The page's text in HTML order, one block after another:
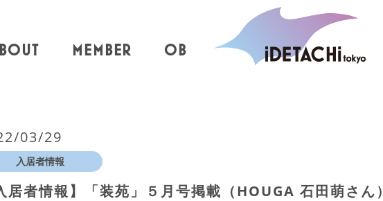
MEMBER OB
03/29
入居者情報
居者情報】「装苑」５月号掲載（HOUGA 石田萌さん）